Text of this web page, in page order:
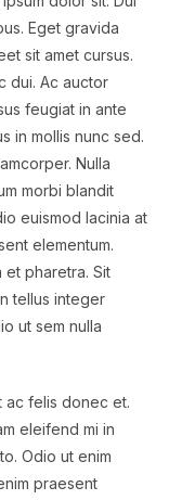
Eget gravida
sit amet cursus.
dui. Ac auctor
feugiat in ante
in mollis nunc sed.
Nulla
morbi blandit
euismod lacinia at
elementum.
et pharetra. Sit
tellus integer
ut sem nulla
ac felis donec et.
eleifend mi in
Odio ut enim
praesent